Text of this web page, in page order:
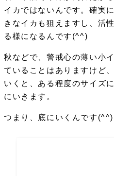
イカではないんです。確実
きなイカも狙えますし、活
る様になるんです(^^)
秋などで、警戒心の薄い小
ていることはありますけど
いくと、ある程度のサイズ
にいきます。
つまり、底にいくんです(^^)